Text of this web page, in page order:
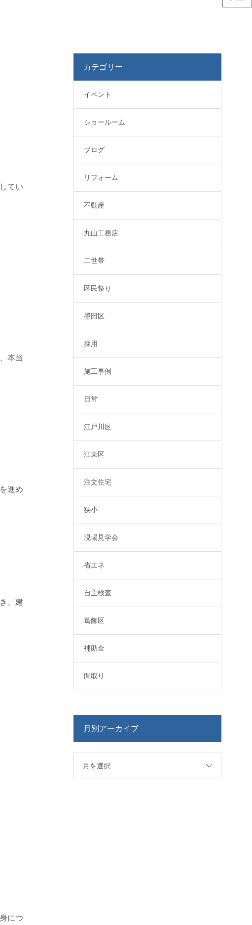
てい
本当
進め
、建
につ
カテゴリー
イベント
ショールーム
ブログ
リフォーム
不動産
丸山工務店
二世帯
区民祭り
墨田区
採用
施工事例
日常
江戸川区
江東区
注文住宅
狭小
現場見学会
省エネ
自主検査
葛飾区
補助金
間取り
月別アーカイブ
月を選択